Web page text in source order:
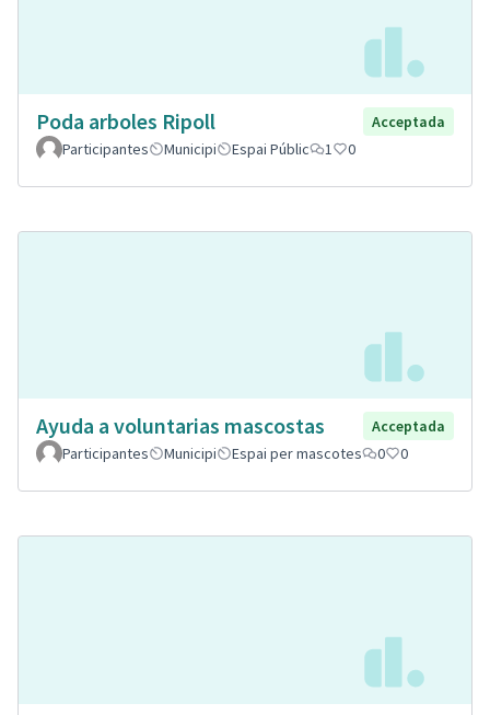
Poda arboles Ripoll
Acceptada
Participantes
Municipi Espai Públic 1 0
Ayuda a voluntarias mascostas
Acceptada
Participantes
Municipi Espai per mascotes 0 0